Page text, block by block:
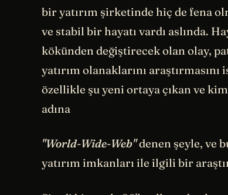
bir yatırım şirketinde hiç de fena
ve stabil bir hayatı vardı aslında.
kökünden değiştirecek olan olay,
yatırım olanaklarını
özellikle şu yeni ortaya çıkan ve
adına
"World-Wide-Web"denen şeyle, ve
yatırım imkanları ile ilgili bir